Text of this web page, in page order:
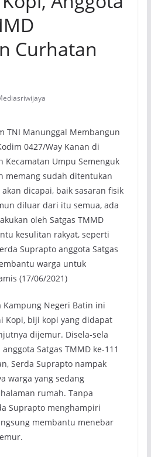
Curhatan
TNI Manunggal Membangun
0427/Way Kanan di
Kecamatan Umpu Semenguk
memang sudah ditentukan
dicapai, baik sasaran fisik
diluar dari itu semua, ada
oleh Satgas TMMD
kesulitan rakyat, seperti
Suprapto anggota Satgas
warga untuk
(17/06/2021)
Kampung Negeri Batin ini
Kopi, biji kopi yang didapat
dijemur. Disela-sela
Satgas TMMD ke-111
Serda Suprapto nampak
warga yang sedang
rumah. Tanpa
Suprapto menghampiri
membantu menebar